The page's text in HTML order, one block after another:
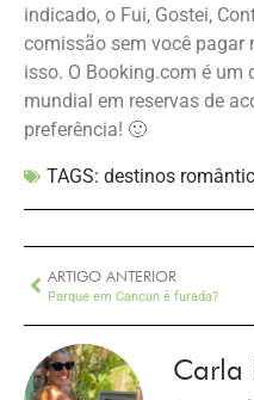
indicado, o Fui, Gostei,
comissão sem você pagar
isso. O Booking.com é um
mundial em reservas de
preferência! 🙂
TAGS: destinos
ARTIGO ANTERIOR
Parque em Cancun é furada?
Carla